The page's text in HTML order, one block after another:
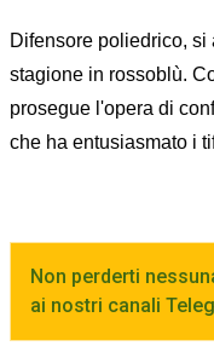
Difensore poliedrico, si
stagione in rossoblù.
prosegue l'opera di
che ha entusiasmato i
Non perderti
ai nostri canali